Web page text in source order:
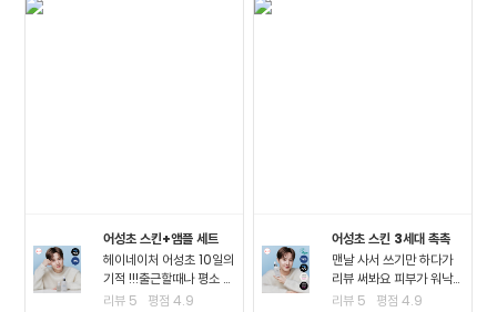
어성초 스킨+앰플 세트
헤이네이처 어성초 10일의
기적 !!!출근할때나 평소 밖
에서 다닐때도 계속 마스
리뷰 5 평점4.9
어성초 스킨 3세대 촉촉
맨날 사서 쓰기만 하다가
리뷰 써봐요 피부가 워낙
여드*성 피부고 툭하면 이
리뷰 5 평점4.9